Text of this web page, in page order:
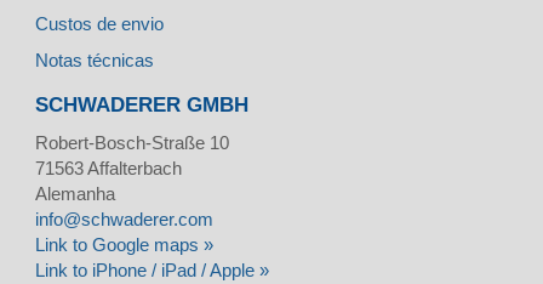
Custos de envio
Notas técnicas
SCHWADERER GMBH
Robert-Bosch-Straße 10
71563Affalterbach
Alemanha
info@schwaderer.com
Link to Google maps »
Link to iPhone / iPad / Apple »